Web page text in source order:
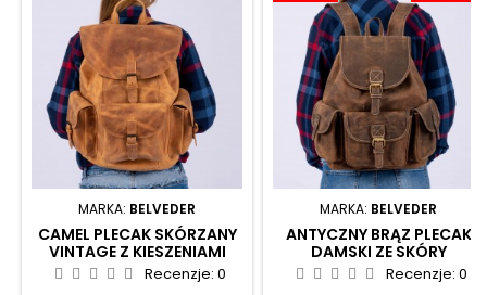
MARKA: BELVEDER
CAMEL PLECAK SKÓRZANY
VINTAGE Z KIESZENIAMI
BELVEDER OUTLANDER BT33
Recenzje: 0
MARKA: BELVEDER
ANTYCZNY BRĄZ PLECAK
DAMSKI ZE SKÓRY
NATURALNEJ VINTAGE
BELVEDER OUTLANDER VL5
Recenzje: 0